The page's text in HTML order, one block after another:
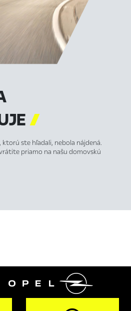

ste hľadali, nebola nájdená.
priamo na našu domovskú
